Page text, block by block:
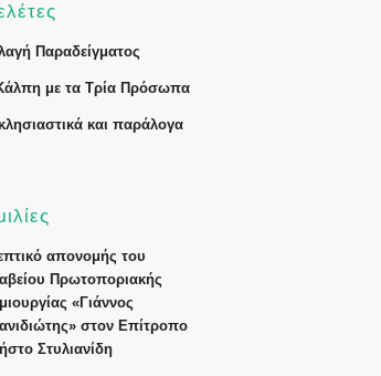
Παραδείγματος
με τα Τρία Πρόσωπα
και παράλογα
απονομής του
Πρωτοποριακής
«Γιάννος
στον Επίτροπο
Στυλιανίδη